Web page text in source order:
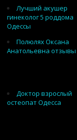
Лучший акушер
гинеколог 5 роддома
Одессы
Полюлях Оксана
Анатольевна отзывы
Доктор взрослый
остеопат Одесса